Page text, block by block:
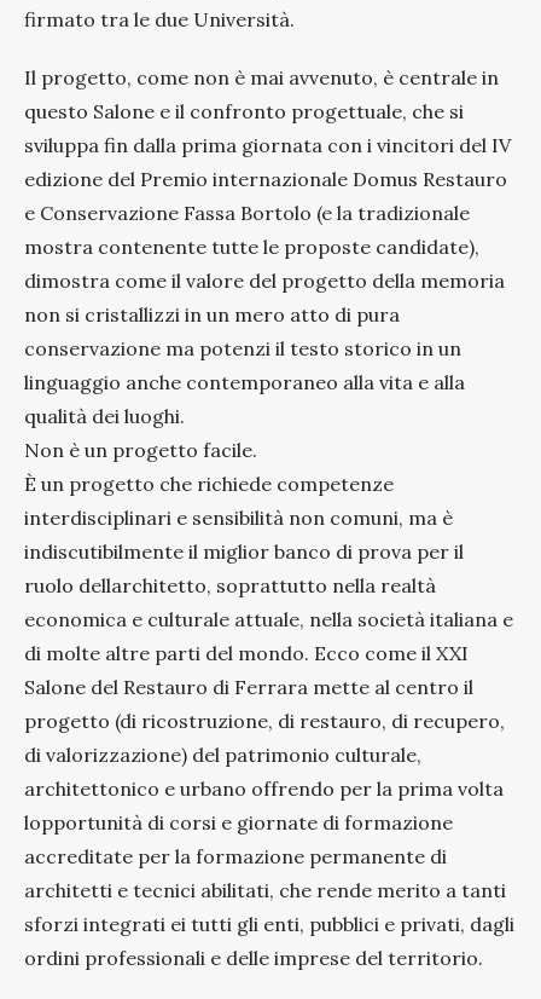
firmato tra le due Università.
Il progetto, come non è mai avvenuto, è centrale in
questo Salone e il confronto progettuale, che si
sviluppa fin dalla prima giornata con i vincitori del IV
edizione del Premio internazionale Domus Restauro
e Conservazione Fassa Bortolo (e la tradizionale
mostra contenente tutte le proposte candidate),
dimostra come il valore del progetto della memoria
non si cristallizzi in un mero atto di pura
conservazione ma potenzi il testo storico in un
linguaggio anche contemporaneo alla vita e alla
qualità dei luoghi.
Non è un progetto facile.
È un progetto che richiede competenze
interdisciplinari e sensibilità non comuni, ma è
indiscutibilmente il miglior banco di prova per il
ruolo dellarchitetto, soprattutto nella realtà
economica e culturale attuale, nella società italiana e
di molte altre parti del mondo. Ecco come il XXI
Salone del Restauro di Ferrara mette al centro il
progetto (di ricostruzione, di restauro, di recupero,
di valorizzazione) del patrimonio culturale,
architettonico e urbano offrendo per la prima volta
lopportunità di corsi e giornate di formazione
accreditate per la formazione permanente di
architetti e tecnici abilitati, che rende merito a tanti
sforzi integrati ei tutti gli enti, pubblici e privati, dagli
ordini professionali e delle imprese del territorio.